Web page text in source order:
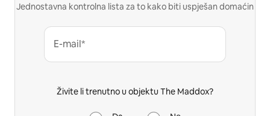
Jednostavna kontrolna lista za to kako biti uspješan domaćin
E-mail*
Živite li trenutno u objektu The Maddox?